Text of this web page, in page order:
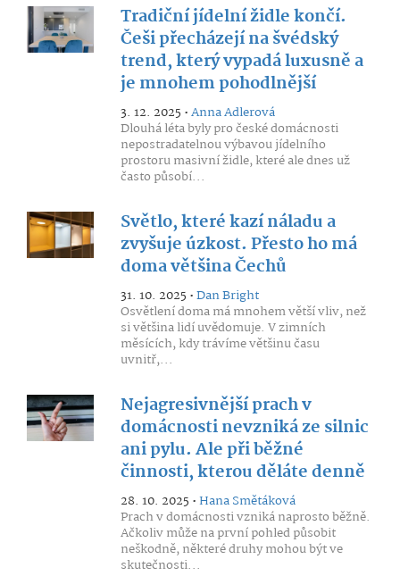
Tradiční jídelní židle končí.
Češi přecházejí na švédský
trend, který vypadá luxusně a
je mnohem pohodlnější
3. 12. 2025 •Anna Adlerová
Dlouhá léta byly pro české domácnosti
nepostradatelnou výbavou jídelního
prostoru masivní židle, které ale dnes už
často působí...
Světlo, které kazí náladu a
zvyšuje úzkost. Přesto ho má
doma většina Čechů
31. 10. 2025 •Dan Bright
Osvětlení doma má mnohem větší vliv, než
si většina lidí uvědomuje. V zimních
měsících, kdy trávíme většinu času
uvnitř,...
Nejagresivnější prach v
domácnosti nevzniká ze silnic
ani pylu. Ale při běžné
činnosti, kterou děláte denně
28. 10. 2025 •Hana Smětáková
Prach v domácnosti vzniká naprosto běžně.
Ačkoliv může na první pohled působit
neškodně, některé druhy mohou být ve
skutečnosti...